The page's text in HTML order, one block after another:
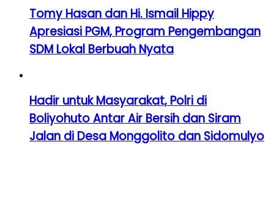
Tomy Hasan dan Hi. Ismail Hippy
Apresiasi PGM, Program Pengembangan
SDM Lokal Berbuah Nyata
Hadir untuk Masyarakat, Polri di
Boliyohuto Antar Air Bersih dan Siram
Jalan di Desa Monggolito dan Sidomulyo